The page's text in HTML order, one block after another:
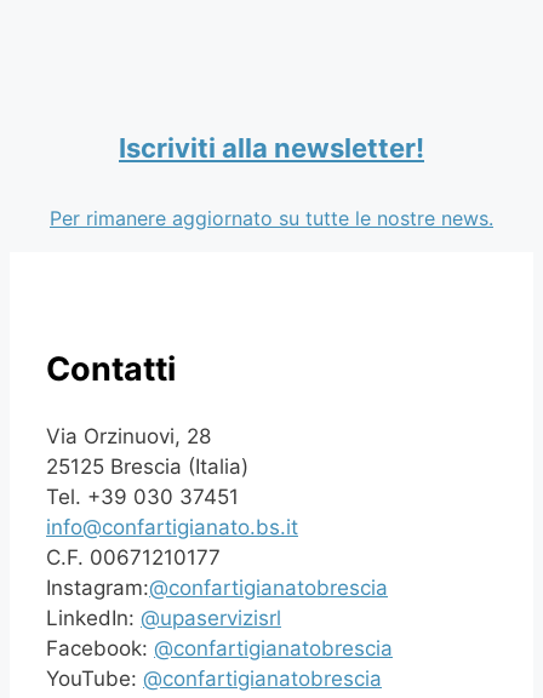
Iscriviti alla newsletter!
Per rimanere aggiornato su tutte le nostre news.
Contatti
Via Orzinuovi, 28
25125 Brescia (Italia)
Tel. +39 030 37451
info@confartigianato.bs.it
C.F. 00671210177
Instagram:@confartigianatobrescia
LinkedIn: @upaservizisrl
Facebook: @confartigianatobrescia
YouTube: @confartigianatobrescia